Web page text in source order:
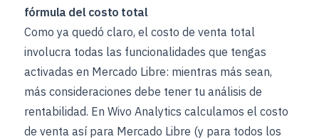
fórmula del costo total
Como ya quedó claro, el costo de venta total
involucra todas las funcionalidades que tengas
activadas en Mercado Libre: mientras más sean,
más consideraciones debe tener tu análisis de
rentabilidad. En Wivo Analytics calculamos el costo
de venta así para Mercado Libre (y para todos los